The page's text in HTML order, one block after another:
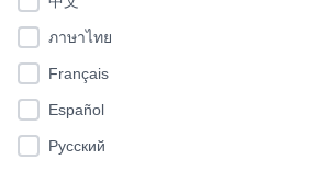
ภาษาไทย
Français
Español
Pусский